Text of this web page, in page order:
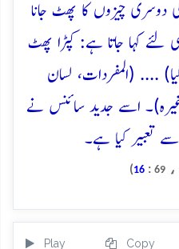
چیزوں کا پھٹ جانا
لئے کہا جاتا ہے: کپڑا پھٹ
.... (المفردات، لسان
وغیرہ)۔ اسے جدید سائنس نے
69
:
16
)
Play Copy